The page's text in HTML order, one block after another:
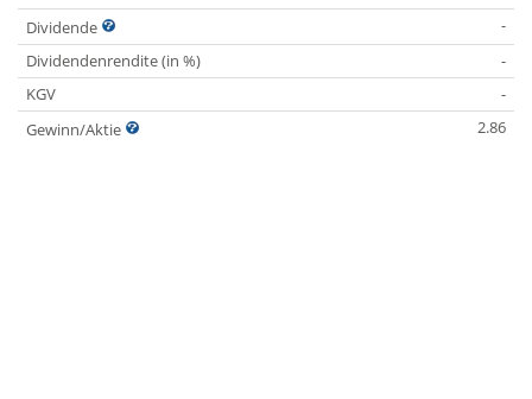
Dividende
-
Dividendenrendite (in %)
-
KGV
-
Gewinn/Aktie
2.86